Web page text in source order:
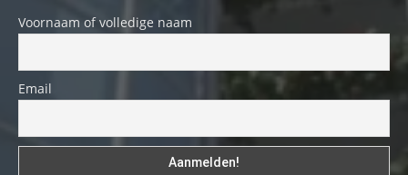
Voornaam of volledige naam
Email